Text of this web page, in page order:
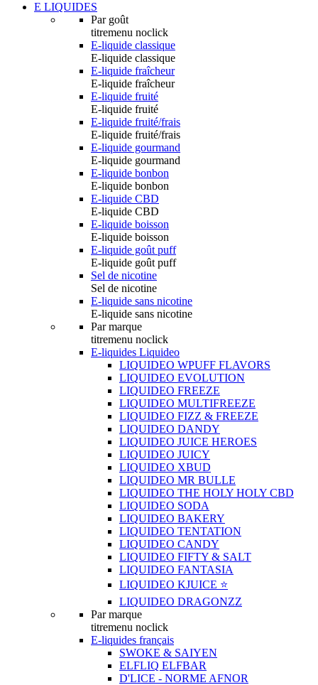
E LIQUIDES
Par goût
titremenu noclick
E-liquide classique
E-liquide classique
E-liquide fraîcheur
E-liquide fraîcheur
E-liquide fruité
E-liquide fruité
E-liquide fruité/frais
E-liquide fruité/frais
E-liquide gourmand
E-liquide gourmand
E-liquide bonbon
E-liquide bonbon
E-liquide CBD
E-liquide CBD
E-liquide boisson
E-liquide boisson
E-liquide goût puff
E-liquide goût puff
Sel de nicotine
Sel de nicotine
E-liquide sans nicotine
E-liquide sans nicotine
Par marque
titremenu noclick
E-liquides Liquideo
LIQUIDEO WPUFF FLAVORS
LIQUIDEO EVOLUTION
LIQUIDEO FREEZE
LIQUIDEO MULTIFREEZE
LIQUIDEO FIZZ & FREEZE
LIQUIDEO DANDY
LIQUIDEO JUICE HEROES
LIQUIDEO JUICY
LIQUIDEO XBUD
LIQUIDEO MR BULLE
LIQUIDEO THE HOLY HOLY CBD
LIQUIDEO SODA
LIQUIDEO BAKERY
LIQUIDEO TENTATION
LIQUIDEO CANDY
LIQUIDEO FIFTY & SALT
LIQUIDEO FANTASIA
LIQUIDEO KJUICE ⭐️
LIQUIDEO DRAGONZZ
Par marque
titremenu noclick
E-liquides français
SWOKE & SAIYEN
ELFLIQ ELFBAR
D'LICE - NORME AFNOR